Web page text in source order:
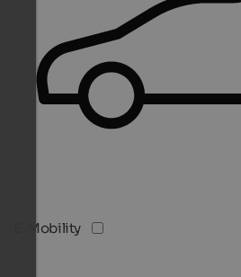
E-Mobility